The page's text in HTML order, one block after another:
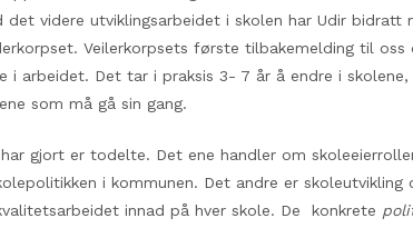
det videre utviklingsarbeidet i skolen har Udir bidratt
Veilerkorpsets første tilbakemelding til
i arbeidet. Det tar i praksis 3- 7 år å endre i
som må gå sin gang.
gjort er todelte. Det ene handler om
i kommunen. Det andre er skoleutvikling
innad på hver skole. De konkrete